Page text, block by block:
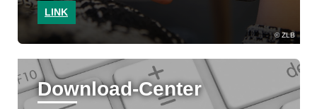
ZLB
LINK
Download-Center